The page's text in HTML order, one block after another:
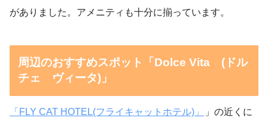
がありました。アメニティも十分に揃っています。
周辺のおすすめスポット「Dolce Vita (ドル
チェ ヴィータ)」
「FLY CAT HOTEL(フライキャットホテル)」
」の近くに